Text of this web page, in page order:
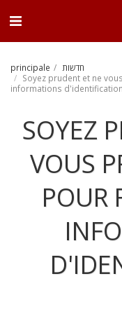
principale
חדשות
Soyez prudent et ne
informations d'identification
SOYEZ
VOUS
POUR